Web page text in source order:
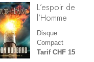
L’espoir de
l’Homme
Disque
Compact
Tarif CHF 15